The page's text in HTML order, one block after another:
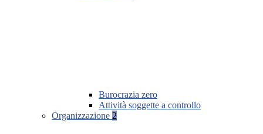
Burocrazia zero
Attività soggette a controllo
Organizzazione 2